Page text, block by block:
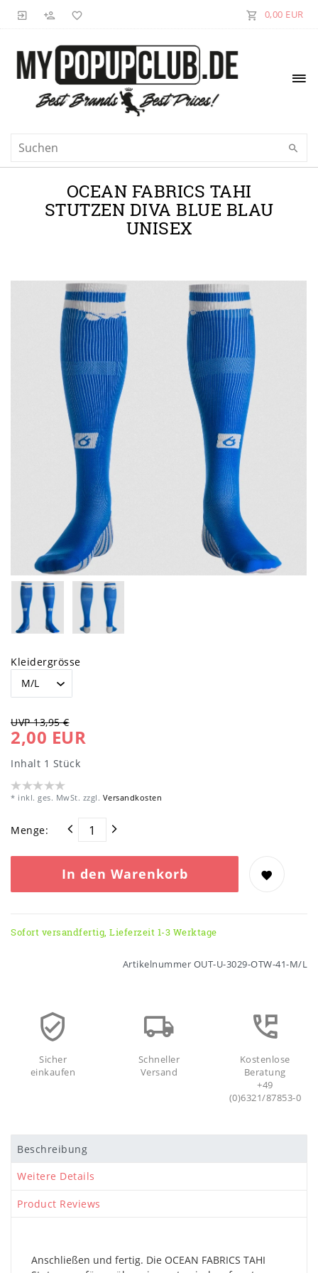
0,00 EUR
OCEAN FABRICS TAHI
STUTZEN DIVA BLUE BLAU
UNISEX
Kleidergrösse
UVP 13,95 €
2,00 EUR
Inhalt 1 Stück
* inkl. ges. MwSt. zzgl. Versandkosten
Menge:
In den Warenkorb
Sofort versandfertig, Lieferzeit 1-3 Werktage
Artikelnummer OUT-U-3029-OTW-41-M/L
Sicher
einkaufen
Schneller
Versand
Kostenlose
Beratung
+49
(0)6321/87853-0
Beschreibung
Weitere Details
Product Reviews
Anschließen und fertig. Die OCEAN FABRICS TAHI